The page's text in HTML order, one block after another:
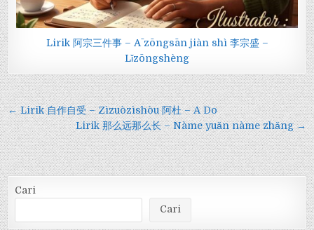
Lirik 阿宗三件事 – Ā zōngsān jiàn shì 李宗盛 –
Lǐzōngshèng
Navigasi
pos
← Lirik 自作自受 – Zìzuòzìshòu 阿杜 – A Do
Lirik 那么远那么长 – Nàme yuǎn nàme zhǎng →
Cari
Cari